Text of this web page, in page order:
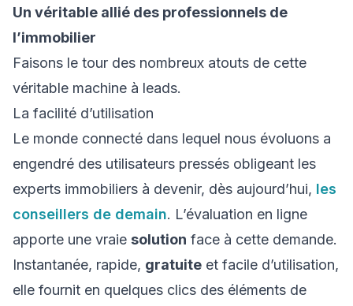
Un véritable allié des professionnels de
l’immobilier
Faisons le tour des nombreux atouts de cette
véritable machine à leads.
La facilité d’utilisation
Le monde connecté dans lequel nous évoluons a
engendré des utilisateurs pressés obligeant les
experts immobiliers à devenir, dès aujourd’hui, les
conseillers de demain. L’évaluation en ligne
apporte une vraie solution face à cette demande.
Instantanée, rapide, gratuite et facile d’utilisation,
elle fournit en quelques clics des éléments de